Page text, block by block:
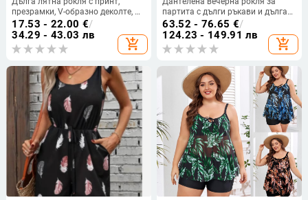
презрамки, V-образно деколте, А-
линия, без ръкав, талия средна;
материя памук-смес и полиестер
17.53 - 22.00 €/
34.29 - 43.03 лв
add_shopping_cart
партита с дълги ръкави и дълга
пола, дълбоко V-образно деколте,
полиестер-еластанова материя
63.52 - 76.65 €/
124.23 - 149.91 лв
add_shopping_cart